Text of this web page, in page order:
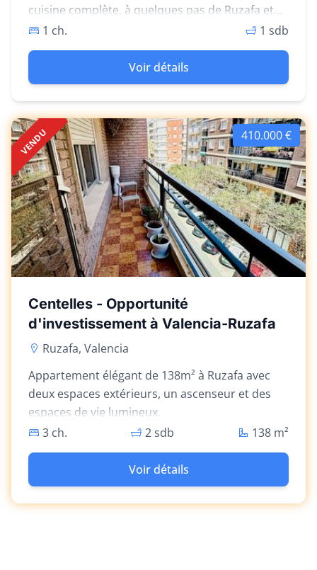
cuisine complète, à quelques pas de Ruzafa et
du Parque Central.
1 ch. 1 sdb
Voir détails
410.000 €
VENDU
Centelles - Opportunité
d'investissement à Valencia-Ruzafa
Ruzafa, Valencia
Appartement élégant de 138m² à Ruzafa avec
deux espaces extérieurs, un ascenseur et des
espaces de vie lumineux.
3 ch.
2 sdb 138 m²
Voir détails